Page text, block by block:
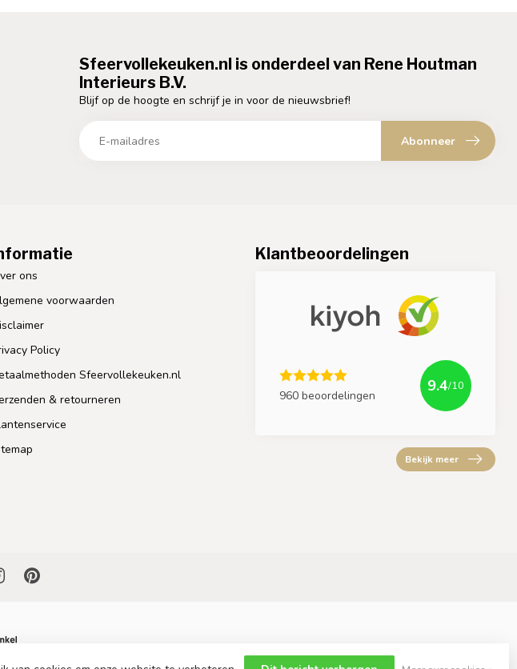
Sfeervollekeuken.nl is onderdeel van Rene Houtman
Interieurs B.V.
Blijf op de hoogte en schrijf je in voor de nieuwsbrief!
Abonneer
ons
voorwaarden
Policy
Sfeervollekeuken.nl
& retourneren
Klantbeoordelingen
960 beoordelingen
9.4/10
Bekijk meer